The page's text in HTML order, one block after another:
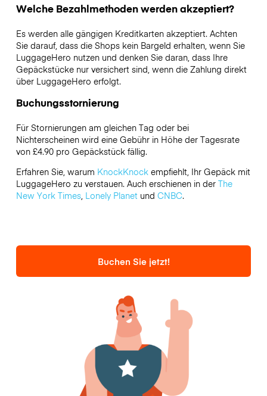
Welche Bezahlmethoden werden akzeptiert?
Es werden alle gängigen Kreditkarten akzeptiert. Achten
Sie darauf, dass die Shops kein Bargeld erhalten, wenn Sie
LuggageHero nutzen und denken Sie daran, dass Ihre
Gepäckstücke nur versichert sind, wenn die Zahlung direkt
über LuggageHero erfolgt.
Buchungsstornierung
Für Stornierungen am gleichen Tag oder bei
Nichterscheinen wird eine Gebühr in Höhe der Tagesrate
von £4.90 pro Gepäckstück fällig.
Erfahren Sie, warum KnockKnockempfiehlt, Ihr Gepäck mit
LuggageHero zu verstauen. Auch erschienen in der The
New York Times, Lonely Planetund CNBC.
Buchen Sie jetzt!